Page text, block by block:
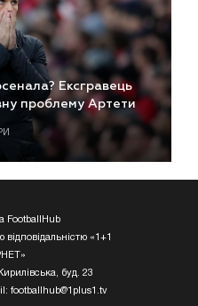
Ексгравець
проблему Артети
FootballHub
«1+1
буд. 23
footballhub@1plus1.tv